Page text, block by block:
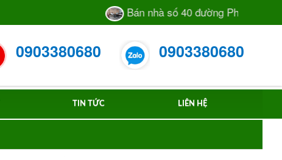
Bán nhà số 40 đường Phan Bá Vành
0903380680 0903380680
TIN TỨC LIÊN HỆ